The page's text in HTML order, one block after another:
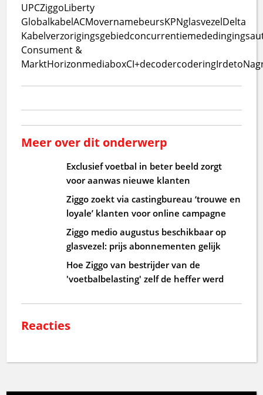
UPCZiggoLiberty
GlobalkabelACMovernamebeursKPNglasvezelDelta
Kabelverzorigingsgebiedconcurrentie
Consument &
MarktHorizonmediaboxCI+decodercoderingIrdeto
Meer over dit onderwerp
Exclusief voetbal in beter beeld zorgt
voor aanwas nieuwe klanten
Ziggo zoekt via castingbureau ‘trouwe en
loyale’ klanten voor online campagne
Ziggo medio augustus beschikbaar op
glasvezel: prijs abonnementen gelijk
Hoe Ziggo van bestrijder van de
'voetbalbelasting' zelf de heffer werd
Reacties